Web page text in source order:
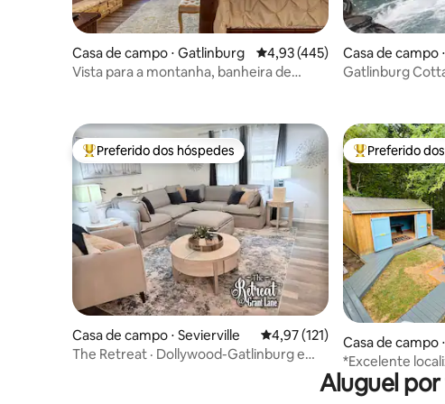
Casa de campo ⋅ Gatlinburg 4,93 de uma avaliação média
4,93 (445)
Vista para a montanha, banheira de
Casa de campo
Gatlinburg
Entre os melhores preferidos dos hóspedes
Preferido dos hóspedes
Casa de campo ⋅ Sevierville 4,97 de uma avaliação média
4,97 (121)
The Retreat · Dollywood-Gatlinburg e
Entre os
Preferido
Casa de campo
e
*Excelente
atrações/Cubs
Aluguel